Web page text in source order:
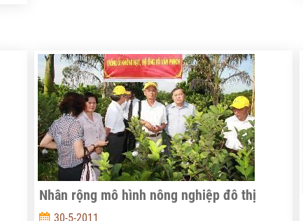
Nhân rộng mô hình nông nghiệp đô thị
30-5-2011